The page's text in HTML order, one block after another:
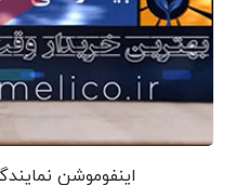
اینفوموشن